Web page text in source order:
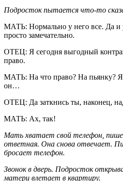
Подросток пытается что-то
МАТЬ: Нормально у него все. Да и
просто замечательно.
ОТЕЦ: Я сегодня выгодный
право.
МАТЬ: На что право? На пьянку? Я
он…
ОТЕЦ: Да заткнись ты, наконец,
МАТЬ: Ах, так!
Мать хватает свой телефон,
ответная. Она снова отвечает.
бросает телефон.
Звонок в дверь. Подросток
матери влетает в квартиру.